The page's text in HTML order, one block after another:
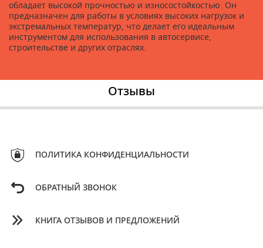
обладает высокой прочностью и износостойкостью. Он
предназначен для работы в условиях высоких нагрузок и
экстремальных температур, что делает его идеальным
инструментом для использования в автосервисе,
строительстве и других отраслях.
Отзывы
ПОЛИТИКА КОНФИДЕНЦИАЛЬНОСТИ
ОБРАТНЫЙ ЗВОНОК
КНИГА ОТЗЫВОВ И ПРЕДЛОЖЕНИЙ